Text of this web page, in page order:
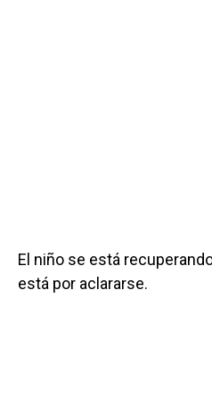
El niño se está
está por aclararse.